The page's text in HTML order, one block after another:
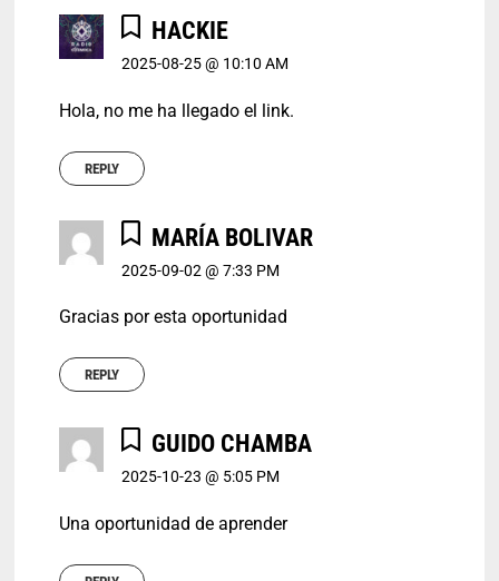
HACKIE
2025-08-25 @ 10:10 AM
Hola, no me ha llegado el link.
REPLY
MARÍA BOLIVAR
2025-09-02 @ 7:33 PM
Gracias por esta oportunidad
REPLY
GUIDO CHAMBA
2025-10-23 @ 5:05 PM
Una oportunidad de aprender